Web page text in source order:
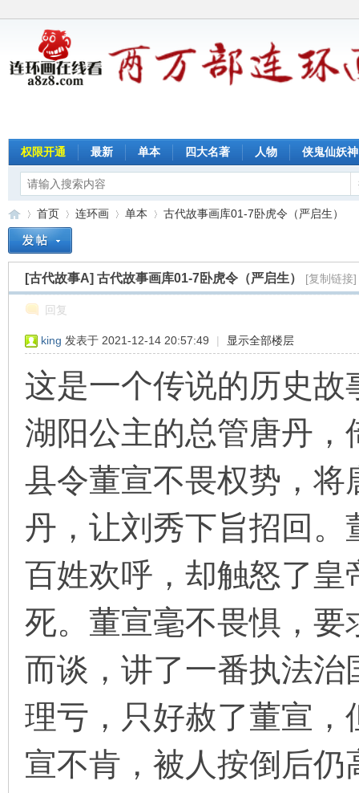
权限开通 最新 单本 四大名著 人物 侠鬼仙妖神
»
首页
›
连环画
›
单本
›
古代故事画库01-7卧虎令（严启生）
[古代故事A] 古代故事画库01-7卧虎令（严启生） [复制链接]
回复
king 发表于 2021-12-14 20:57:49 | 显示全部楼层
这是一个传说的历史
湖阳公主的总管唐丹
县令董宣不畏权势，
丹，让刘秀下旨招回
百姓欢呼，却触怒了
死。董宣毫不畏惧，
而谈，讲了一番执法
理亏，只好赦了董宣
宣不肯，被人按倒后